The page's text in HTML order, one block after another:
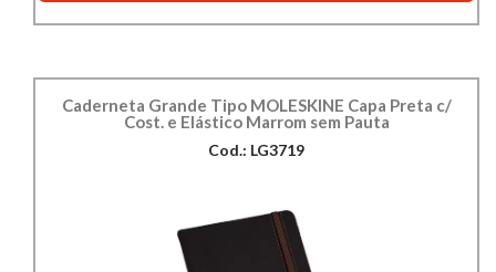
Caderneta Grande Tipo MOLESKINE Capa Preta c/
Cost. e Elástico Marrom sem Pauta
Cod.: LG3719